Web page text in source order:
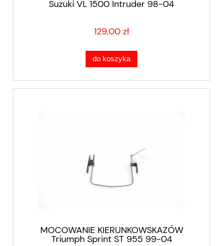
Suzuki VL 1500 Intruder 98-04
129,00 zł
do koszyka
MOCOWANIE KIERUNKOWSKAZÓW
Triumph Sprint ST 955 99-04